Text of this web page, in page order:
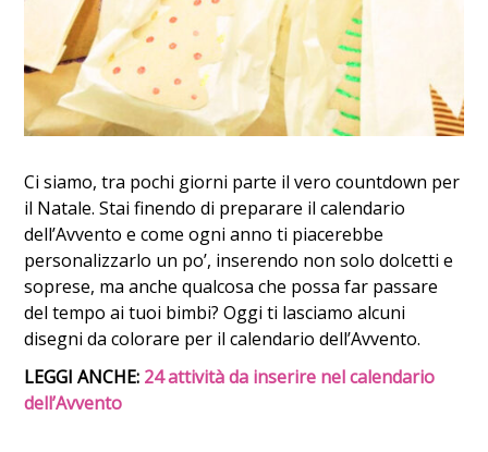
Ci siamo, tra pochi giorni parte il vero countdown per
il Natale. Stai finendo di preparare il calendario
dell’Avvento e come ogni anno ti piacerebbe
personalizzarlo un po’, inserendo non solo dolcetti e
soprese, ma anche qualcosa che possa far passare
del tempo ai tuoi bimbi? Oggi ti lasciamo alcuni
disegni da colorare per il calendario dell’Avvento.
LEGGI ANCHE: 24 attività da inserire nel calendario
dell’Avvento